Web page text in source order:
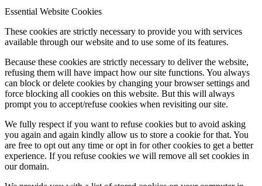
Essential Website Cookies
These cookies are strictly necessary to provide you with services
available through our website and to use some of its features.
Because these cookies are strictly necessary to deliver the website,
refusing them will have impact how our site functions. You always
can block or delete cookies by changing your browser settings and
force blocking all cookies on this website. But this will always
prompt you to accept/refuse cookies when revisiting our site.
We fully respect if you want to refuse cookies but to avoid asking
you again and again kindly allow us to store a cookie for that. You
are free to opt out any time or opt in for other cookies to get a better
experience. If you refuse cookies we will remove all set cookies in
our domain.